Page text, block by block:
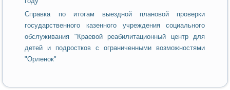
Справка по итогам выездной плановой проверки
государственного казенного учреждения социального
обслуживания "Краевой реабилитационный центр для
детей и подростков с ограниченными возможностями
"Орленок"